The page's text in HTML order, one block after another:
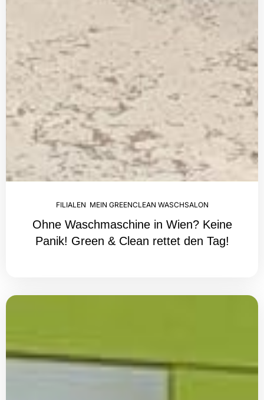
FILIALEN MEIN GREENCLEAN WASCHSALON
Ohne Waschmaschine in Wien? Keine
Panik! Green & Clean rettet den Tag!